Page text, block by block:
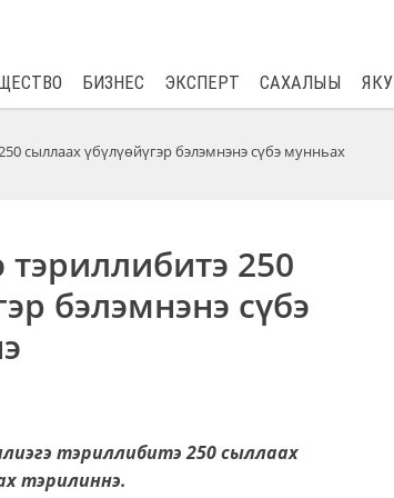
БИЗНЕС ЭКСПЕРТ САХАЛЫЫ
сыллаах үбүлүөйүгэр бэлэмнэнэ сүбэ мунньах
тэриллибитэ 250
бэлэмнэнэ сүбэ
тэриллибитэ 250 сыллаах
тэрилиннэ.